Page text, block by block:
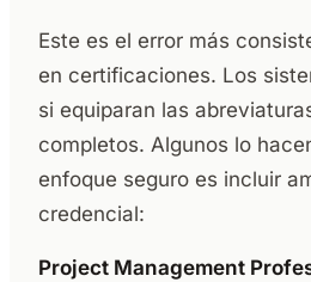
Este es el error más
en certificaciones. Los
si equiparan las
completos. Algunos lo
enfoque seguro es incluir
credencial:
Project Management